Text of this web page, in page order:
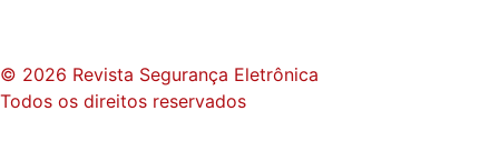
© 2026 Revista Segurança Eletrônica
Todos os direitos reservados